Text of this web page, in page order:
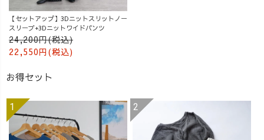
【セットアップ】3Dニットスリットノー
スリーブ+3Dニットワイドパンツ
24,200円(税込)
22,550円(税込)
お得セット